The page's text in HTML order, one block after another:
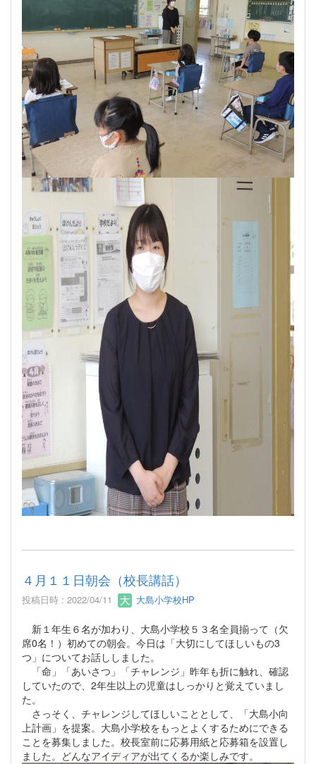
４月１１日朝会（校長講話）
投稿日時 : 2022/04/11 大島小学校HP
新１年生６名が加わり、大島小学校５３名全員揃って（欠
席0名！）初めての朝会。今日は「大切にしてほしいもの3
つ」についてお話ししました。
「命」「あいさつ」「チャレンジ」昨年も折に触れ、確認
していたので、2年生以上の児童はしっかりと覚えていまし
た。
さっそく、チャレンジしてほしいこととして、「大島小向
上計画」を提案。大島小学校をもっとよくするためにできる
ことを募集しました。校長室前に応募用紙と応募箱を設置し
ました。どんなアイディアが出てくるか楽しみです。